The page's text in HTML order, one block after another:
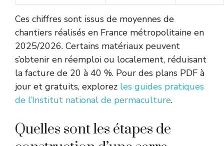
Ces chiffres sont issus de moyennes de
chantiers réalisés en France métropolitaine en
2025/2026. Certains matériaux peuvent
s’obtenir en réemploi ou localement, réduisant
la facture de 20 à 40 %. Pour des plans PDF à
jour et gratuits, explorez les guides pratiques
de l’Institut national de permaculture.
Quelles sont les étapes de